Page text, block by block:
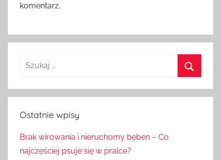
komentarz.
Szukaj:
Ostatnie wpisy
Brak wirowania i nieruchomy bęben – Co
najczęściej psuje się w pralce?